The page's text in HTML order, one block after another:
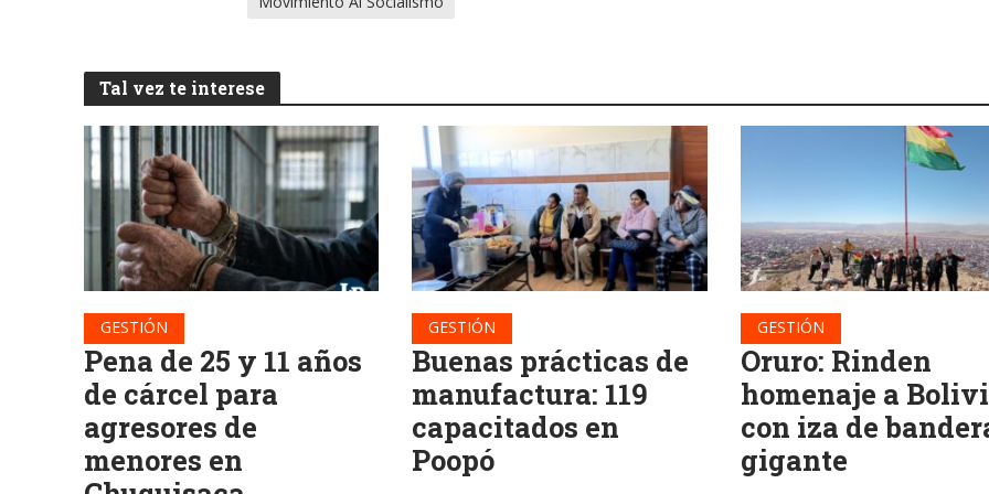
Tal vez te interese
GESTIÓN
Pena de 25 y 11 años
de cárcel para
agresores de
menores en
GESTIÓN
Buenas prácticas de
manufactura: 119
capacitados en
Poopó
GESTIÓN
Oruro: Rinden
homenaje a
con iza de
gigante